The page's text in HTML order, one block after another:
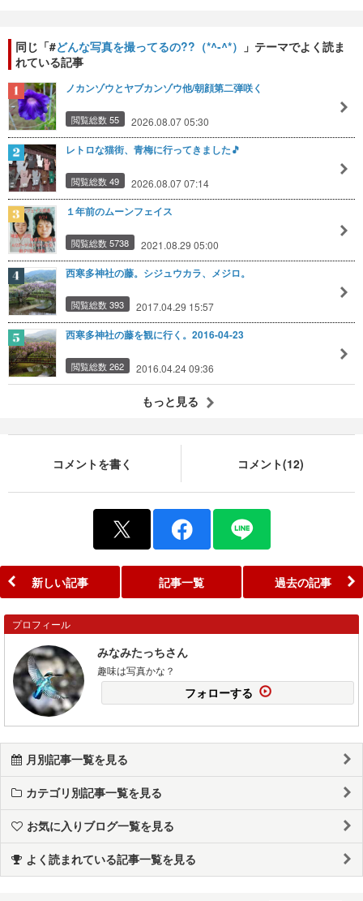
同じ「#どんな写真を撮ってるの??（*^-^*）
」テーマでよく読ま
れている記事
ノカンゾウとヤブカンゾウ他/朝顔第二弾咲く
閲覧総数 55 2026.08.07 05:30
レトロな猫街、青梅に行ってきました🎵
閲覧総数 49 2026.08.07 07:14
１年前のムーンフェイス
閲覧総数 5738 2021.08.29 05:00
西寒多神社の藤。シジュウカラ、メジロ。
閲覧総数 393 2017.04.29 15:57
西寒多神社の藤を観に行く。2016-04-23
閲覧総数 262 2016.04.24 09:36
もっと見る
コメントを書く コメント(12)
新しい記事 記事一覧 過去の記事
プロフィール
みなみたっちさん
趣味は写真かな？
フォローする
月別記事一覧を見る
カテゴリ別記事一覧を見る
お気に入りブログ一覧を見る
よく読まれている記事一覧を見る